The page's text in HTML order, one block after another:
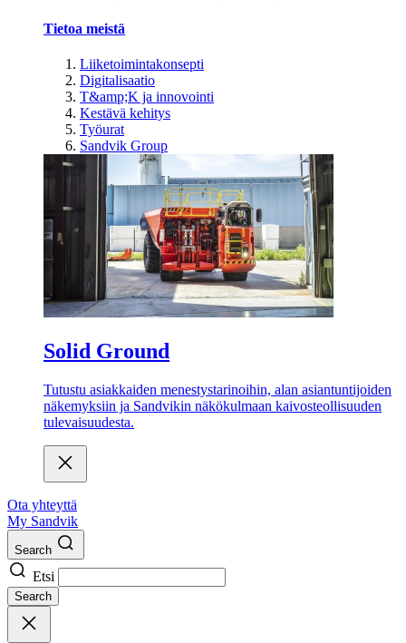
Tietoa meistä
Liiketoimintakonsepti
Digitalisaatio
T&amp;K ja innovointi
Kestävä kehitys
Työurat
Sandvik Group
Solid Ground
Tutustu asiakkaiden menestystarinoihin, alan asiantuntijoiden
näkemyksiin ja Sandvikin näkökulmaan kaivosteollisuuden
tulevaisuudesta.
Ota yhteyttä
My Sandvik
Search
Etsi
Search